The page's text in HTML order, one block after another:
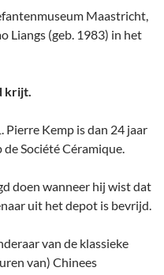
Maastricht,
Liangs (geb. 1983) in het
krijt.
Pierre Kemp is dan 24 jaar
Société Céramique.
doen wanneer hij wist dat
uit het depot is bevrijd.
van de klassieke
van) Chinees